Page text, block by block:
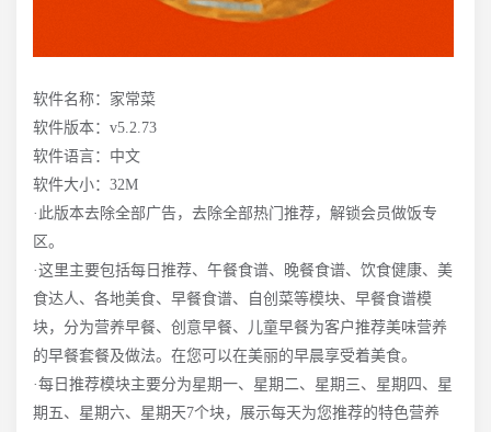
软件名称：家常菜
软件版本：v5.2.73
软件语言：中文
软件大小：32M
·此版本去除全部广告，去除全部热门推荐，解锁会员做饭专
区。
·这里主要包括每日推荐、午餐食谱、晚餐食谱、饮食健康、美
食达人、各地美食、早餐食谱、自创菜等模块、早餐食谱模
块，分为营养早餐、创意早餐、儿童早餐为客户推荐美味营养
的早餐套餐及做法。在您可以在美丽的早晨享受着美食。
·每日推荐模块主要分为星期一、星期二、星期三、星期四、星
期五、星期六、星期天7个块，展示每天为您推荐的特色营养